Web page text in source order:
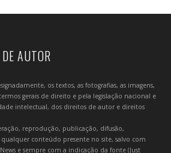
AUTOR
os textos, as fotografias, as imagens,
gerais de direito e pela legislação nacional e
intelectual, dos direitos de autor e direitos
reprodução, publicação, difusão,
conteúdo presente no site, salvo com
e sempre com a indicação da fonte (Just